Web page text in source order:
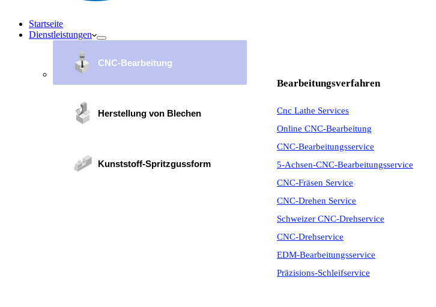
Startseite
Dienstleistungen
CNC-Bearbeitung
Herstellung von Blechen
Kunststoff-Spritzgussform
Bearbeitungsverfahren
Cnc Lathe Services
Online CNC-Bearbeitung
CNC-Bearbeitungsservice
5-Achsen-CNC-Bearbeitungsservice
CNC-Fräsen Service
CNC-Drehen Service
Schweizer CNC-Drehservice
CNC-Drehservice
EDM-Bearbeitungsservice
Präzisions-Schleifservice